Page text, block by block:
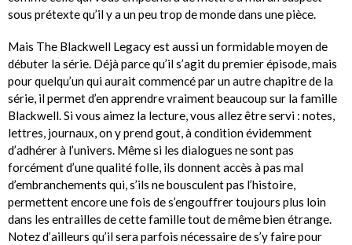
sous prétexte qu’il y a un peu trop de monde dans une pièce.
Mais The Blackwell Legacy est aussi un formidable moyen de
débuter la série. Déjà parce qu’il s’agit du premier épisode, mais
pour quelqu’un qui aurait commencé par un autre chapitre de la
série, il permet d’en apprendre vraiment beaucoup sur la famille
Blackwell. Si vous aimez la lecture, vous allez être servi : notes,
lettres, journaux, on y prend gout, à condition évidemment
d’adhérer à l’univers. Même si les dialogues ne sont pas
forcément d’une qualité folle, ils donnent accès à pas mal
d’embranchements qui, s’ils ne bousculent pas l’histoire,
permettent encore une fois de s’engouffrer toujours plus loin
dans les entrailles de cette famille tout de même bien étrange.
Notez d’ailleurs qu’il sera parfois nécessaire de s’y faire pour